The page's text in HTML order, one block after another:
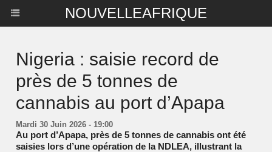
NOUVELLEAFRIQUE
Nigeria : saisie record de
près de 5 tonnes de
cannabis au port d’Apapa
Mardi 30 Juin 2026 - 19:00
Au port d’Apapa, près de 5 tonnes de cannabis ont été
saisies lors d’une opération de la NDLEA, illustrant la